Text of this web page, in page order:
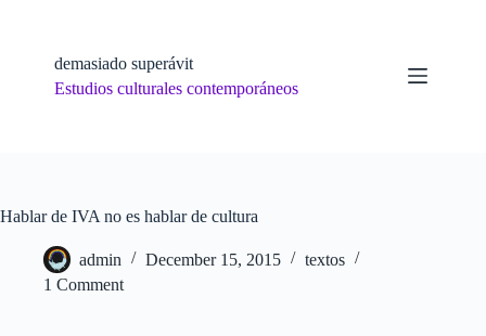
demasiado superávit
Estudios culturales contemporáneos
Hablar de IVA no es hablar de cultura
admin December 15, 2015
textos
1 Comment